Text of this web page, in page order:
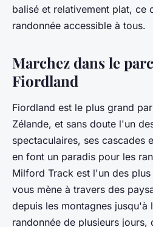
balisé et relativement plat, ce
randonnée accessible à tous.
Marchez dans le
Fiordland
Fiordland est le plus grand
Zélande, et sans doute l'un
spectaculaires, ses cascades
en font un paradis pour les
Milford Track est l'un des
vous mène à travers des
depuis les montagnes jusqu'à
randonnée de plusieurs